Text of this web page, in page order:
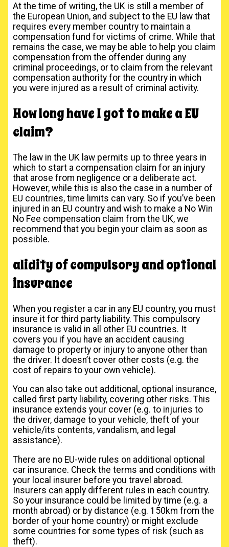
At the time of writing, the UK is still a member of
the European Union, and subject to the EU law that
requires every member country to maintain a
compensation fund for victims of crime. While that
remains the case, we may be able to help you claim
compensation from the offender during any
criminal proceedings, or to claim from the relevant
compensation authority for the country in which
you were injured as a result of criminal activity.
How long have I got to make a EU
claim?
The law in the UK law permits up to three years in
which to start a compensation claim for an injury
that arose from negligence or a deliberate act.
However, while this is also the case in a number of
EU countries, time limits can vary. So if you’ve been
injured in an EU country and wish to make a No Win
No Fee compensation claim from the UK, we
recommend that you begin your claim as soon as
possible.
alidity of compulsory and optional
insurance
When you register a car in any EU country, you must
insure it for third party liability. This compulsory
insurance is valid in all other EU countries. It
covers you if you have an accident causing
damage to property or injury to anyone other than
the driver. It doesn’t cover other costs (e.g. the
cost of repairs to your own vehicle).
You can also take out additional, optional insurance,
called first party liability, covering other risks. This
insurance extends your cover (e.g. to injuries to
the driver, damage to your vehicle, theft of your
vehicle/its contents, vandalism, and legal
assistance).
There are no EU-wide rules on additional optional
car insurance. Check the terms and conditions with
your local insurer before you travel abroad.
Insurers can apply different rules in each country.
So your insurance could be limited by time (e.g. a
month abroad) or by distance (e.g. 150km from the
border of your home country) or might exclude
some countries for some types of risk (such as
theft).